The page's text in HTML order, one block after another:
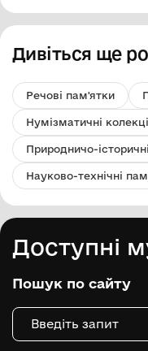
Дивіться ще
Речові пам'ятки
Нумізматичні
Природничо-
Науково-технічні
Доступні
Пошук по сайту